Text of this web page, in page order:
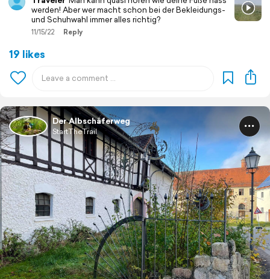
werden! Aber wer macht schon bei der Bekleidungs-
und Schuhwahl immer alles richtig?
11/15/22 Reply
19 likes
Der Albschäferweg
StartTheTrail